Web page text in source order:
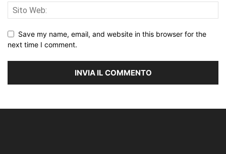
Save my name, email, and website in this browser for the
next time I comment.